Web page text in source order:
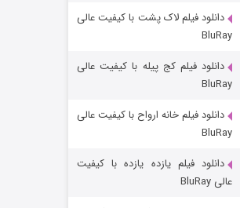
شوهر
دانلود فیلم لاک پشت با کیفیت عالی
BluRay
دانلود فیلم کج‌ پیله با کیفیت عالی
BluRay
دانلود فیلم خانه ارواح با کیفیت عالی
BluRay
دانلود فیلم یازده یازده با کیفیت
عالی BluRay